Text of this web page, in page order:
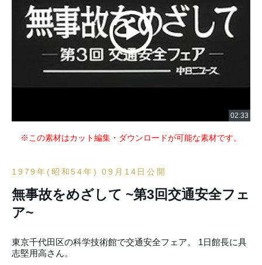
※この素材はカット編集・ダウンロードが可能な素材です。
1979年(昭和54年) 09月14日公開
無事故をめざして ~第3回交通安全フェ
ア~
東京千代田区の科学技術館で交通安全フェア。 1日館長に具
志堅用高さん。